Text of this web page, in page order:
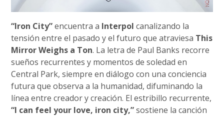
“Iron City”encuentra a Interpol canalizando la
tensión entre el pasado y el futuro que atraviesa This
Mirror Weighs a Ton. La letra de Paul Banks recorre
sueños recurrentes y momentos de soledad en
Central Park, siempre en diálogo con una conciencia
futura que observa a la humanidad, difuminando la
línea entre creador y creación. El estribillo recurrente,
“I can feel your love, iron city,”sostiene la canción